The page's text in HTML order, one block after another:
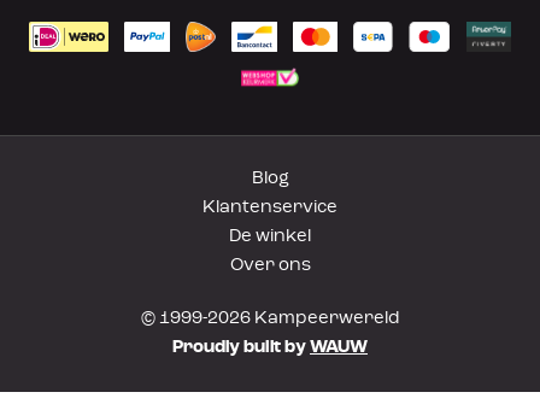
Blog
Klantenservice
De winkel
Over ons
© 1999-2026 Kampeerwereld
Proudly built by WAUW